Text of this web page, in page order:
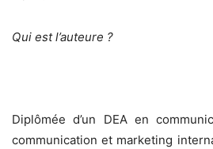
Qui est l’auteure ?
Diplômée d’un DEA en
communication et marketing